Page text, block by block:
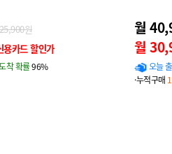
원
용카드 할인가
착 확률96%
월
월
오늘
·누적구매